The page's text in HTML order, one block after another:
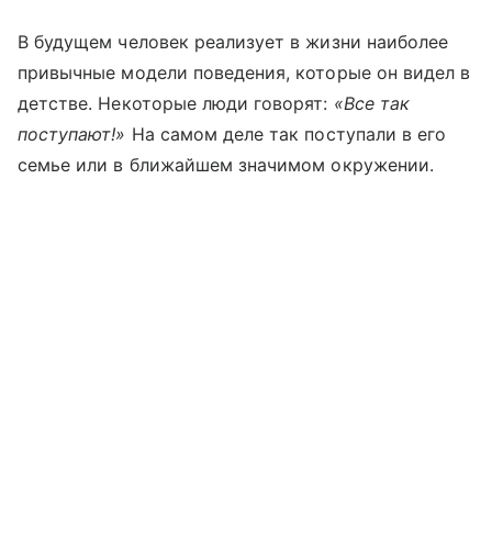
В будущем человек реализует в жизни наиболее
привычные модели поведения, которые он видел в
детстве. Некоторые люди говорят: «Все так
поступают!» На самом деле так поступали в его
семье или в ближайшем значимом окружении.